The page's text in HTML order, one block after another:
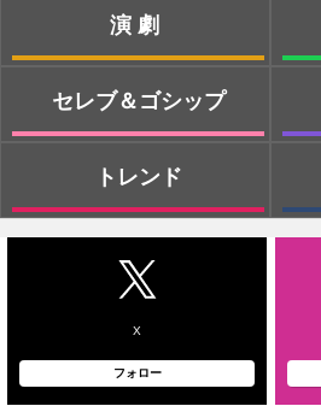
演劇
セレブ＆ゴシップ
トレンド
X
フォロー